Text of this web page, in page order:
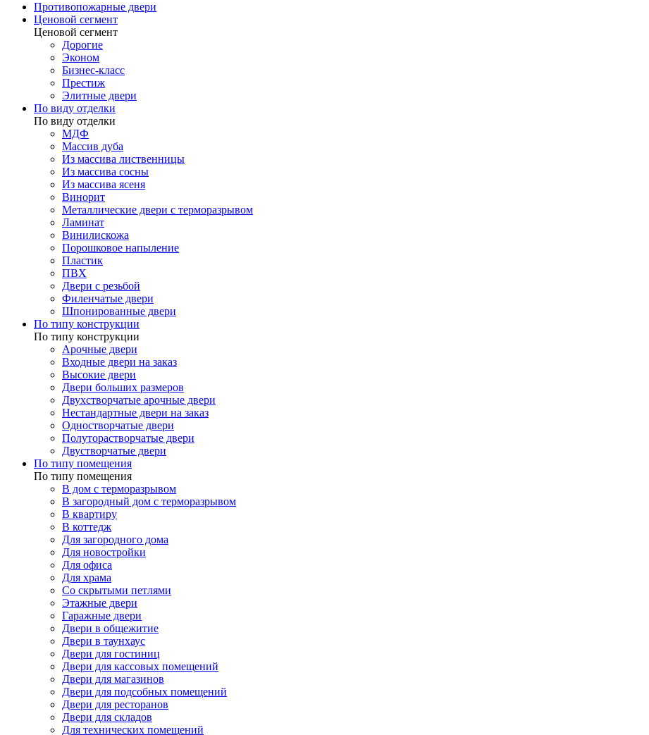
Противопожарные двери
Ценовой сегмент
Ценовой сегмент
Дорогие
Эконом
Бизнес-класс
Престиж
Элитные двери
По виду отделки
По виду отделки
МДФ
Массив дуба
Из массива лиственницы
Из массива сосны
Из массива ясеня
Винорит
Металлические двери с терморазрывом
Ламинат
Винилискожа
Порошковое напыление
Пластик
ПВХ
Двери с резьбой
Филенчатые двери
Шпонированные двери
По типу конструкции
По типу конструкции
Арочные двери
Входные двери на заказ
Высокие двери
Двери больших размеров
Двухстворчатые арочные двери
Нестандартные двери на заказ
Одностворчатые двери
Полуторастворчатые двери
Двустворчатые двери
По типу помещения
По типу помещения
В дом с терморазрывом
В загородный дом с терморазрывом
В квартиру
В коттедж
Для загородного дома
Для новостройки
Для офиса
Для храма
Со скрытыми петлями
Этажные двери
Гаражные двери
Двери в общежитие
Двери в таунхаус
Двери для гостиниц
Двери для кассовых помещений
Двери для магазинов
Двери для подсобных помещений
Двери для ресторанов
Двери для складов
Для технических помещений